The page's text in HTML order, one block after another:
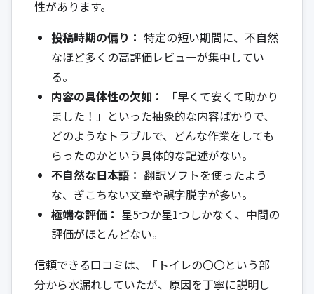
性があります。
投稿時期の偏り： 特定の短い期間に、不自然
なほど多くの高評価レビューが集中してい
る。
内容の具体性の欠如：
「早くて安くて助かり
ました！」といった抽象的な内容ばかりで、
どのようなトラブルで、どんな作業をしても
らったのかという具体的な記述がない。
不自然な日本語： 翻訳ソフトを使ったよう
な、ぎこちない文章や誤字脱字が多い。
極端な評価： 星5つか星1つしかなく、中間の
評価がほとんどない。
信頼できる口コミは、「トイレの〇〇という部
分から水漏れしていたが、原因を丁寧に説明し